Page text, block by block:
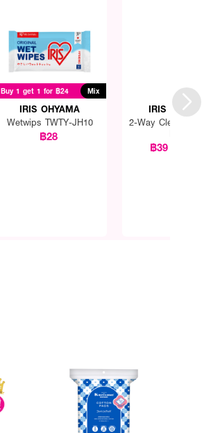
Buy 1 get 1 for ฿24 Mix
IRIS OHYAMA
Wetwips TWTY-JH10
฿28
IRIS OHYAMA
2-Way Cleansing
฿39